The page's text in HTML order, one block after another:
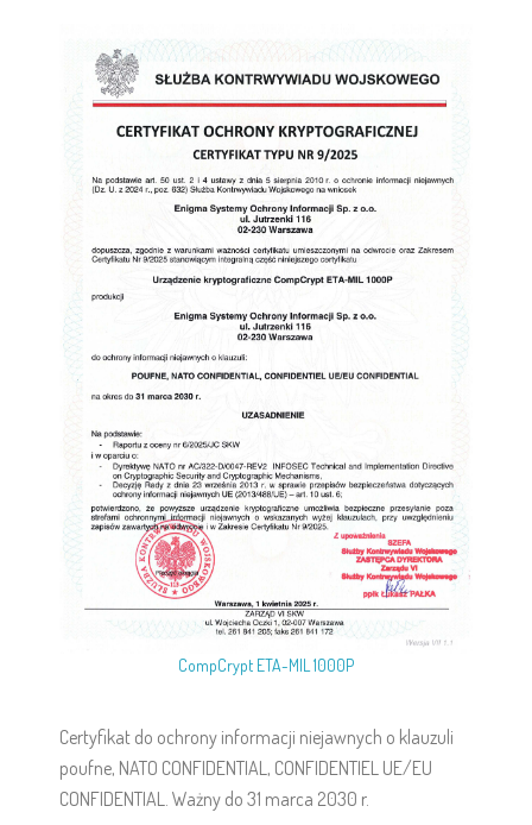
CompCrypt ETA-MIL 1000P
Certyfikat do ochrony informacji niejawnych o klauzuli
poufne, NATO CONFIDENTIAL, CONFIDENTIEL UE/EU
CONFIDENTIAL. Ważny do 31 marca 2030 r.